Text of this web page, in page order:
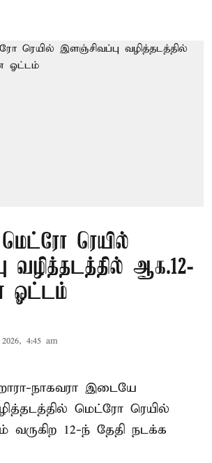
ரெயில்
வழித்தடத்தில் ஆக.12-
ஓட்டம்
4:45 am
நாகவரா இடையே
மெட்ரோ ரெயில்
12-ந் தேதி நடக்க